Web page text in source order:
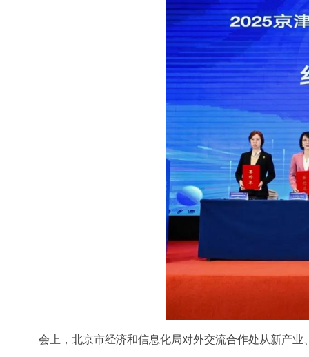
会上，北京市经济和信息化局对外交流合作处从新产